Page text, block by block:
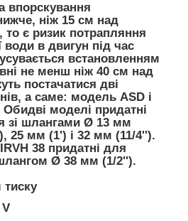
впорскування
ніж 15 см над
то є ризик потрапляння
в двигун під час
встановленням
не менш ніж 40 см над
постачатися дві
а саме: модель ASD і
моделі придатні
зі шлангами Ø 13 мм
25 мм (1') і 32 мм (11/4'').
38 придатні для
Ø 38 мм (1/2'').
тиску